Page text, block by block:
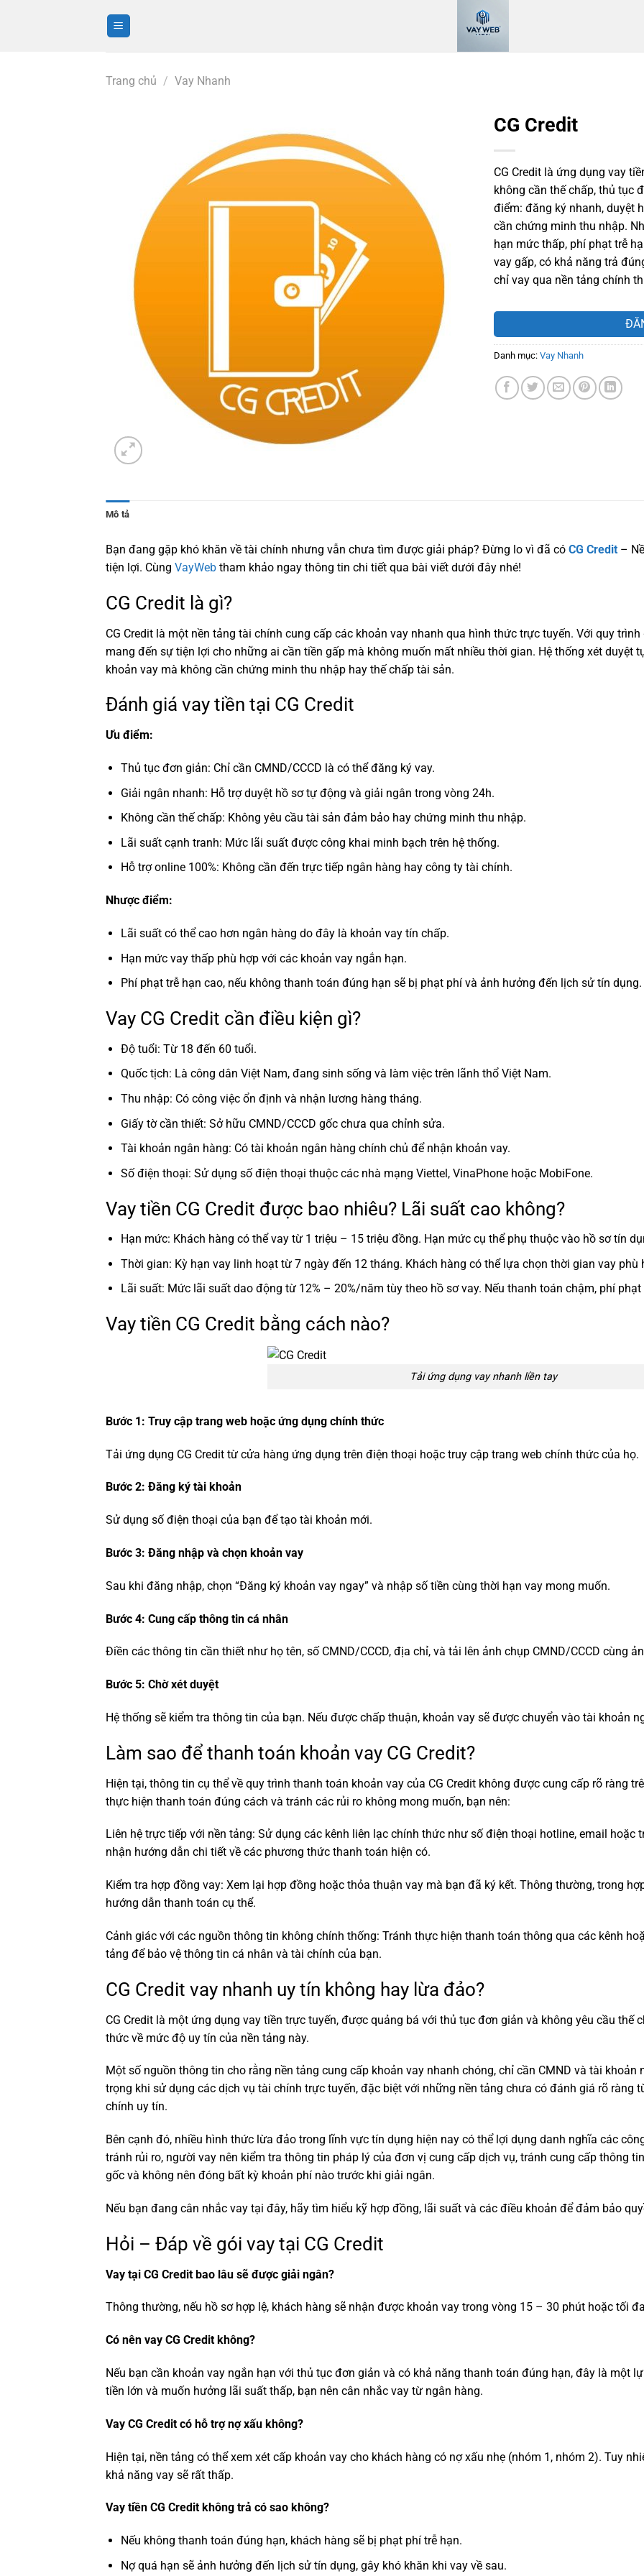
Trang chủ / Vay Nhanh
CG Credit
CG Credit là ứng dụng vay
không cần thế chấp, thủ tục
điểm: đăng ký nhanh, duyệt
cần chứng minh thu nhập.
hạn mức thấp, phí phạt trễ
vay gấp, có khả năng trả
chỉ vay qua nền tảng chính
Danh mục: Vay Nhanh
Mô tả
Bạn đang gặp khó khăn về tài chính nhưng vẫn chưa tìm được giải pháp? Đừng lo vì đã có CG Credit –
tiện lợi. Cùng VayWeb tham khảo ngay thông tin chi tiết qua bài viết dưới đây nhé!
CG Credit là gì?
CG Credit là một nền tảng tài chính cung cấp các khoản vay nhanh qua hình thức trực tuyến. Với quy
mang đến sự tiện lợi cho những ai cần tiền gấp mà không muốn mất nhiều thời gian. Hệ thống xét duyệt
khoản vay mà không cần chứng minh thu nhập hay thế chấp tài sản.
Đánh giá vay tiền tại CG Credit
Ưu điểm:
Thủ tục đơn giản: Chỉ cần CMND/CCCD là có thể đăng ký vay.
Giải ngân nhanh: Hỗ trợ duyệt hồ sơ tự động và giải ngân trong vòng 24h.
Không cần thế chấp: Không yêu cầu tài sản đảm bảo hay chứng minh thu nhập.
Lãi suất cạnh tranh: Mức lãi suất được công khai minh bạch trên hệ thống.
Hỗ trợ online 100%: Không cần đến trực tiếp ngân hàng hay công ty tài chính.
Nhược điểm:
Lãi suất có thể cao hơn ngân hàng do đây là khoản vay tín chấp.
Hạn mức vay thấp phù hợp với các khoản vay ngắn hạn.
Phí phạt trễ hạn cao, nếu không thanh toán đúng hạn sẽ bị phạt phí và ảnh hưởng đến lịch sử tín dụng.
Vay CG Credit cần điều kiện gì?
Độ tuổi: Từ 18 đến 60 tuổi.
Quốc tịch: Là công dân Việt Nam, đang sinh sống và làm việc trên lãnh thổ Việt Nam.
Thu nhập: Có công việc ổn định và nhận lương hàng tháng.
Giấy tờ cần thiết: Sở hữu CMND/CCCD gốc chưa qua chỉnh sửa.
Tài khoản ngân hàng: Có tài khoản ngân hàng chính chủ để nhận khoản vay.
Số điện thoại: Sử dụng số điện thoại thuộc các nhà mạng Viettel, VinaPhone hoặc MobiFone.
Vay tiền CG Credit được bao nhiêu? Lãi suất cao không?
Hạn mức: Khách hàng có thể vay từ 1 triệu – 15 triệu đồng. Hạn mức cụ thể phụ thuộc vào hồ sơ tín
Thời gian: Kỳ hạn vay linh hoạt từ 7 ngày đến 12 tháng. Khách hàng có thể lựa chọn thời gian vay phù
Lãi suất: Mức lãi suất dao động từ 12% – 20%/năm tùy theo hồ sơ vay. Nếu thanh toán chậm, phí phạt
Vay tiền CG Credit bằng cách nào?
Tải ứng dụng vay nhanh liền tay
Bước 1: Truy cập trang web hoặc ứng dụng chính thức
Tải ứng dụng CG Credit từ cửa hàng ứng dụng trên điện thoại hoặc truy cập trang web chính thức của họ.
Bước 2: Đăng ký tài khoản
Sử dụng số điện thoại của bạn để tạo tài khoản mới.
Bước 3: Đăng nhập và chọn khoản vay
Sau khi đăng nhập, chọn “Đăng ký khoản vay ngay” và nhập số tiền cùng thời hạn vay mong muốn.
Bước 4: Cung cấp thông tin cá nhân
Điền các thông tin cần thiết như họ tên, số CMND/CCCD, địa chỉ, và tải lên ảnh chụp CMND/CCCD cùng
Bước 5: Chờ xét duyệt
Hệ thống sẽ kiểm tra thông tin của bạn. Nếu được chấp thuận, khoản vay sẽ được chuyển vào tài khoản
Làm sao để thanh toán khoản vay CG Credit?
Hiện tại, thông tin cụ thể về quy trình thanh toán khoản vay của CG Credit không được cung cấp rõ ràng
thực hiện thanh toán đúng cách và tránh các rủi ro không mong muốn, bạn nên:
Liên hệ trực tiếp với nền tảng: Sử dụng các kênh liên lạc chính thức như số điện thoại hotline, email hoặc
nhận hướng dẫn chi tiết về các phương thức thanh toán hiện có.
Kiểm tra hợp đồng vay: Xem lại hợp đồng hoặc thỏa thuận vay mà bạn đã ký kết. Thông thường, trong
hướng dẫn thanh toán cụ thể.
Cảnh giác với các nguồn thông tin không chính thống: Tránh thực hiện thanh toán thông qua các kênh
tảng để bảo vệ thông tin cá nhân và tài chính của bạn.
CG Credit vay nhanh uy tín không hay lừa đảo?
CG Credit là một ứng dụng vay tiền trực tuyến, được quảng bá với thủ tục đơn giản và không yêu cầu thế
thức về mức độ uy tín của nền tảng này.
Một số nguồn thông tin cho rằng nền tảng cung cấp khoản vay nhanh chóng, chỉ cần CMND và tài
trọng khi sử dụng các dịch vụ tài chính trực tuyến, đặc biệt với những nền tảng chưa có đánh giá rõ ràng
chính uy tín.
Bên cạnh đó, nhiều hình thức lừa đảo trong lĩnh vực tín dụng hiện nay có thể lợi dụng danh nghĩa các
tránh rủi ro, người vay nên kiểm tra thông tin pháp lý của đơn vị cung cấp dịch vụ, tránh cung cấp thông
gốc và không nên đóng bất kỳ khoản phí nào trước khi giải ngân.
Nếu bạn đang cân nhắc vay tại đây, hãy tìm hiểu kỹ hợp đồng, lãi suất và các điều khoản để đảm bảo
Hỏi – Đáp về gói vay tại CG Credit
Vay tại CG Credit bao lâu sẽ được giải ngân?
Thông thường, nếu hồ sơ hợp lệ, khách hàng sẽ nhận được khoản vay trong vòng 15 – 30 phút hoặc tối
Có nên vay CG Credit không?
Nếu bạn cần khoản vay ngắn hạn với thủ tục đơn giản và có khả năng thanh toán đúng hạn, đây là một
tiền lớn và muốn hưởng lãi suất thấp, bạn nên cân nhắc vay từ ngân hàng.
Vay CG Credit có hỗ trợ nợ xấu không?
Hiện tại, nền tảng có thể xem xét cấp khoản vay cho khách hàng có nợ xấu nhẹ (nhóm 1, nhóm 2). Tuy
khả năng vay sẽ rất thấp.
Vay tiền CG Credit không trả có sao không?
Nếu không thanh toán đúng hạn, khách hàng sẽ bị phạt phí trễ hạn.
Nợ quá hạn sẽ ảnh hưởng đến lịch sử tín dụng, gây khó khăn khi vay về sau.